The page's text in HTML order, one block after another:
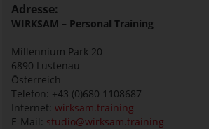
Adresse:
WIRKSAM – Personal Training
Millennium Park 20
6890 Lustenau
Österreich
Telefon: +43 (0)680 1108687
Internet: wirksam.training
E-Mail: studio@wirksam.training